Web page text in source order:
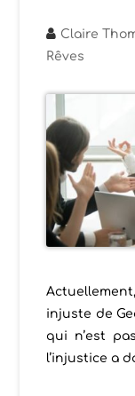
Claire
Rêves
injuste de
qui n’est
l’injustice a